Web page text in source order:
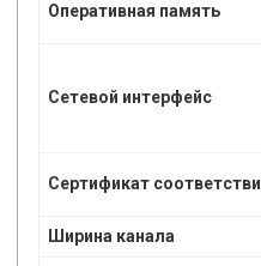
Оперативная память
Сетевой интерфейс
Сертификат
Ширина канала